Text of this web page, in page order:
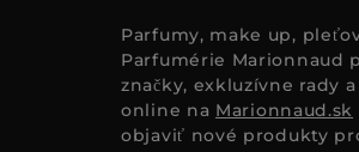
Parfumy, make up,
Parfumérie Marionnaud
značky, exkluzívne rady
online na Marionnaud.sk
objaviť nové produkty